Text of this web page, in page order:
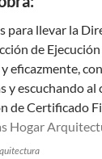
para llevar la
de
eficazmente,
y escuchando al
de Certificado